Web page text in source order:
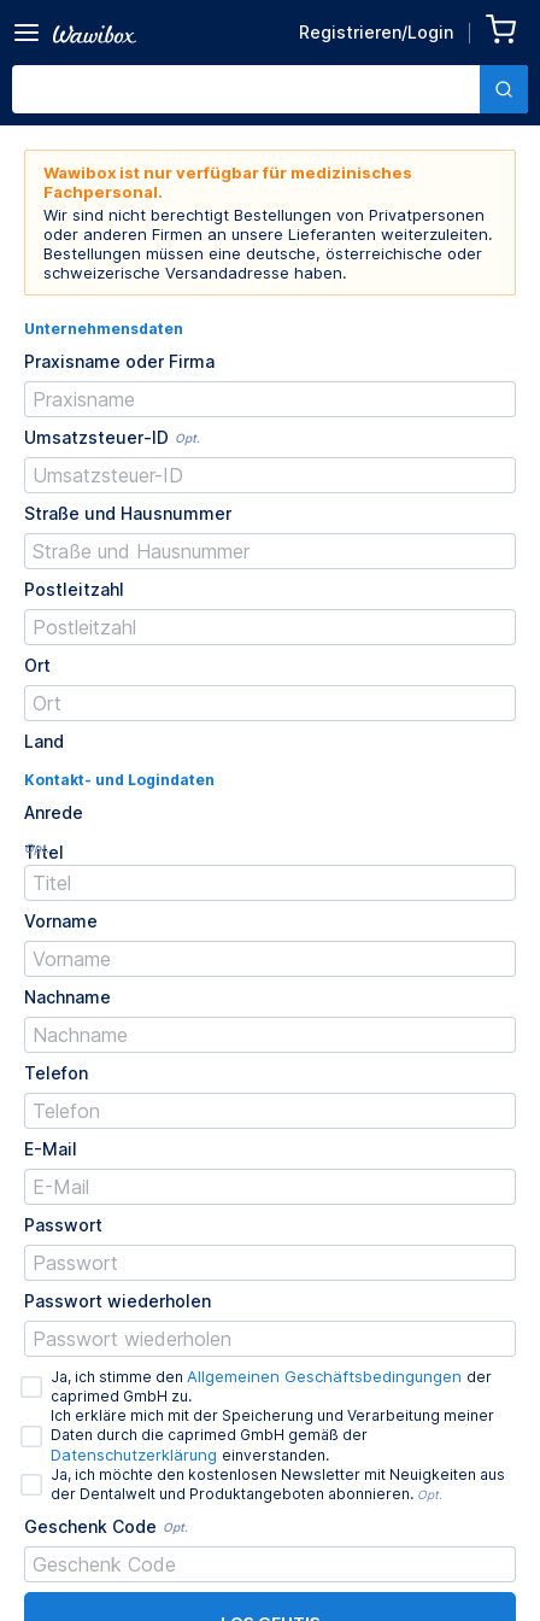
Registrieren/Login
Wawibox ist nur verfügbar für medizinisches
Fachpersonal.
Wir sind nicht berechtigt Bestellungen von Privatpersonen
oder anderen Firmen an unsere Lieferanten weiterzuleiten.
Bestellungen müssen eine deutsche, österreichische oder
schweizerische Versandadresse haben.
Unternehmensdaten
Praxisname oder Firma
Umsatzsteuer-ID Opt.
Straße und Hausnummer
Postleitzahl
Ort
Land
Kontakt- und Logindaten
Anrede
Titel
Opt.
Vorname
Nachname
Telefon
E-Mail
Passwort
Passwort wiederholen
Ja, ich stimme den Allgemeinen Geschäftsbedingungen der
caprimed GmbH zu.
Ich erkläre mich mit der Speicherung und Verarbeitung meiner
Daten durch die caprimed GmbH gemäß der
Datenschutzerklärung einverstanden.
Ja, ich möchte den kostenlosen Newsletter mit Neuigkeiten aus
der Dentalwelt und Produktangeboten abonnieren. Opt.
Geschenk Code Opt.